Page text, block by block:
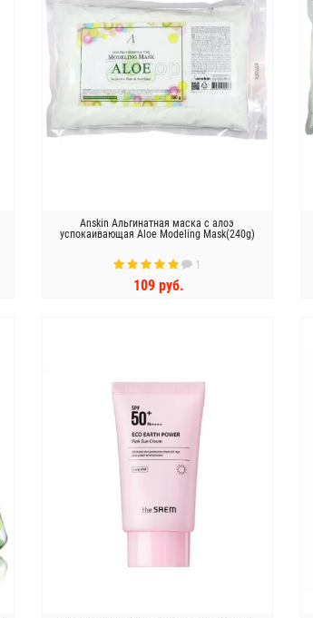
Anskin Альгинатная маска с алоэ
успокаивающая Aloe Modeling Mask(240g)
1
109 руб.